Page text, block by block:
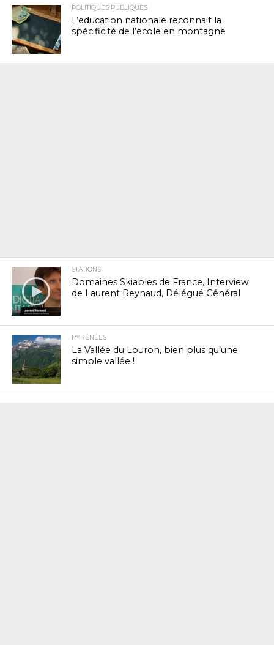
POLITIQUES PUBLIQUES
L’éducation nationale reconnait la
spécificité de l’école en montagne
STATIONS
Domaines Skiables de France, Interview
de Laurent Reynaud, Délégué Général
PYRÉNÉES
La Vallée du Louron, bien plus qu’une
simple vallée !